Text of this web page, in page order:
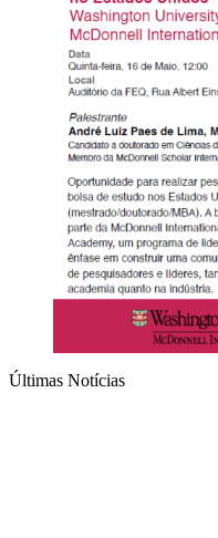
Últimas Notícias